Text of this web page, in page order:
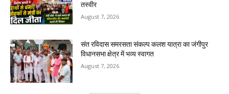
तस्वीर
August 7, 2026
संत रविदास समरसता संकल्प कलश यात्रा का जंगीपुर
विधानसभा क्षेत्र में भव्य स्वागत
August 7, 2026